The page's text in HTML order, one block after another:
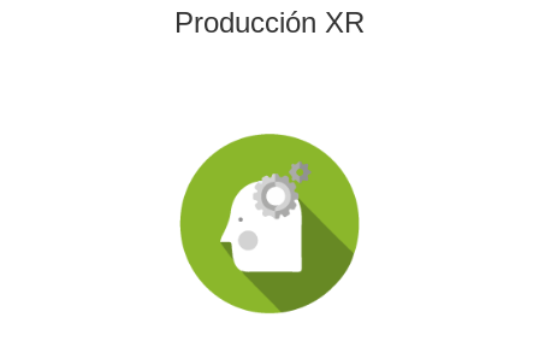
Producción XR
Agentes de IA
Diseñamos agentes de inteligencia artificial capaces de
automatizar procesos, optimizar decisiones y transformar
la eficiencia empresarial.